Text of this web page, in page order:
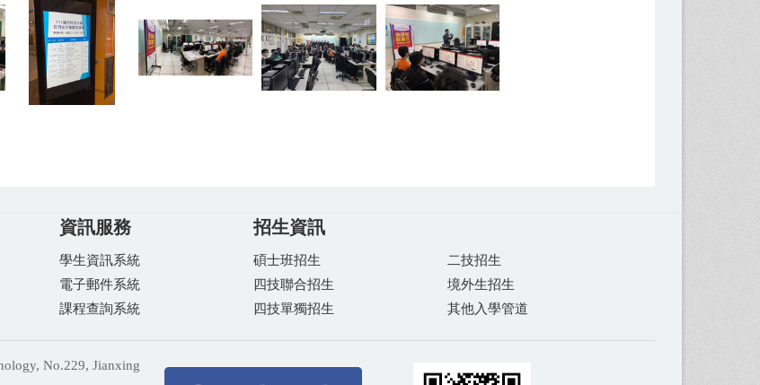
資訊服務
學生資訊系統
電子郵件系統
課程查詢系統
招生資訊
碩士班招生
四技聯合招生
四技單獨招生
二技招生
境外生招生
其他入學管道
No.229, Jianxing